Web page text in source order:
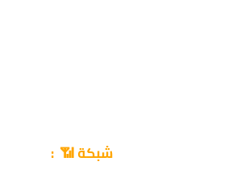
شبكة 📶 :